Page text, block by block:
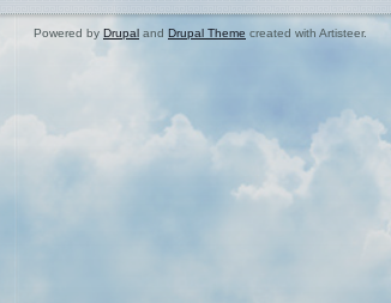
Powered by Drupal and Drupal Theme created with Artisteer.